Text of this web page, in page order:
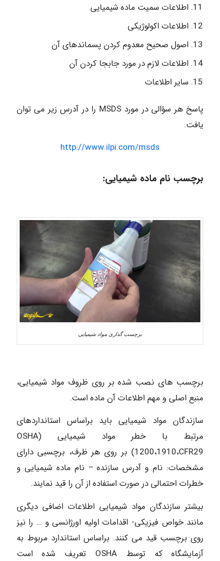
اطلاعات سمیت ماده شیمیایی
اطلاعات اکولوژیکی
اصول صحیح معدوم کردن پسماندهای آن
اطلاعات لازم در مورد جابجا کردن آن
سایر اطلاعات
پاسخ هر سؤالی در مورد MSDS را در آدرس زیر می توان
یافت.
http://www.ilpi.com/msds
برچسب نام ماده شیمیایی:
برچسب گذاری مواد شیمیایی
برچسب های نصب شده بر روی ظروف مواد شیمیایی،
منبع اصلی و مهم اطلاعات آن ماده است.
سازندگان مواد شیمیایی باید براساس استانداردهای
مرتبط با خطر مواد شیمیایی (OSHA
(1200،1910،CFR29 بر روی هر ظرف، برچسبی دارای
مشخصات: نام و آدرس سازنده – نام ماده شیمیایی و
خطرات احتمالی در صورت استفاده از آن را قید نمایند.
بیشتر سازندگان مواد شیمیایی اطلاعات اضافی دیگری
مانند خواص فیزیکی- اقدامات اولیه اورژانسی و … را نیز
روی برچسب قید می کنند. براساس استاندارد مربوط به
آزمایشگاه که توسط OSHA تعریف شده است